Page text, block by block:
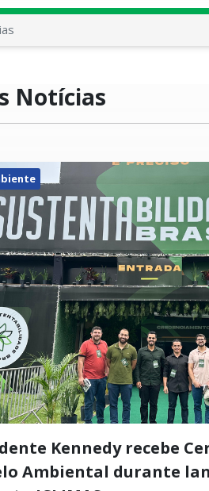
Notícias
Kennedy recebe
Ambiental durante